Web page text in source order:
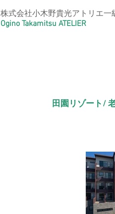
株式会社小木野貴光アトリエ一
Ogino Takamitsu ATELIER
田園リゾート/